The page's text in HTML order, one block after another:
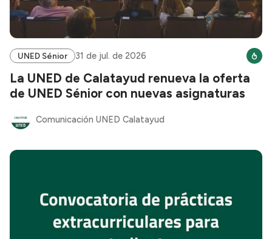
UNED Sénior 31 de jul. de 2026
La UNED de Calatayud renueva la oferta
de UNED Sénior con nuevas asignaturas
Comunicación UNED Calatayud